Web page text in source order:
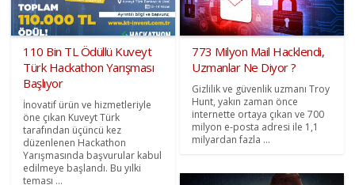
110 Bin TL Ödüllü Kuveyt
Türk Hackathon Yarışması
Başlıyor
İnovatif ürün ve hizmetleriyle
öne çıkan Kuveyt Türk
tarafından üçüncü kez
düzenlenen Hackathon
Yarışmasında başvurular kabul
edilmeye başlandı. Bu yılki
teması ...
773 Milyon Mail Hacklendi,
Uzmanlar Ne Diyor ?
Gizlilik ve güvenlik uzmanı Troy
Hunt, yakın zaman önce
internette ortaya çıkan ve 700
milyon e-posta adresi ile 1,1
milyardan fazla ...